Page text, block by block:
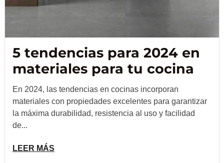
5 tendencias para 2024 en
materiales para tu cocina
En 2024, las tendencias en cocinas incorporan
materiales con propiedades excelentes para garantizar
la máxima durabilidad, resistencia al uso y facilidad
de...
LEER MÁS